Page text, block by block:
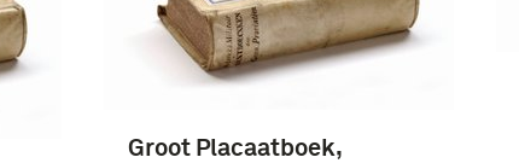
Groot Placaatboek,